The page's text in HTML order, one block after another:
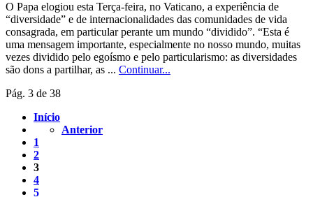
O Papa elogiou esta Terça-feira, no Vaticano, a experiência de
“diversidade” e de internacionalidades das comunidades de vida
consagrada, em particular perante um mundo “dividido”. “Esta é
uma mensagem importante, especialmente no nosso mundo, muitas
vezes dividido pelo egoísmo e pelo particularismo: as diversidades
são dons a partilhar, as ... Continuar...
Pág. 3 de 38
Início
Anterior
1
2
3
4
5